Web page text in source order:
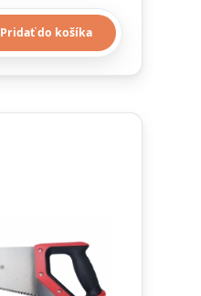
Pridať do košíka